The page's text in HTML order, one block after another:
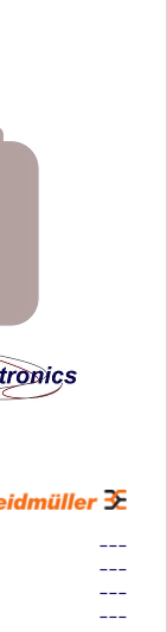
---
---
---
---